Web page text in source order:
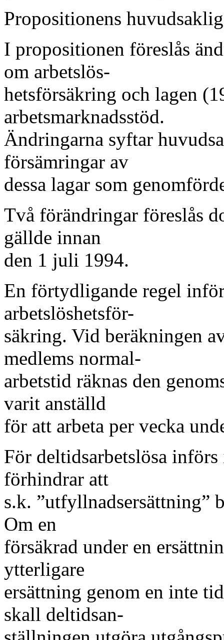
Propositionens
I propositionen föreslås
om arbetslös-
hetsförsäkring och lagen
arbetsmarknadsstöd.
Ändringarna syftar
försämringar av
dessa lagar som
Två förändringar föreslås
gällde innan
den 1 juli 1994.
En förtydligande regel
arbetslöshetsför-
säkring. Vid beräkningen
medlems normal-
arbetstid räknas den
varit anställd
för att arbeta per vecka
För deltidsarbetslösa
förhindrar att
s.k. ”utfyllnadsersättning”
Om en
försäkrad under en
ytterligare
ersättning genom en inte
skall deltidsan-